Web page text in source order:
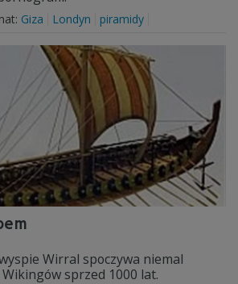
Giza Londyn piramidy
Wirral spoczywa niemal
sprzed 1000 lat.